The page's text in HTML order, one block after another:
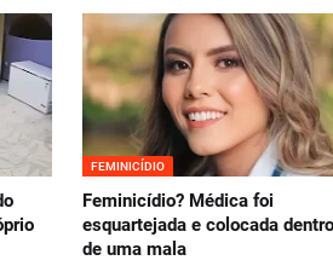
FEMINICÍDIO
Feminicídio? Médica foi
esquartejada e colocada dentro
de uma mala